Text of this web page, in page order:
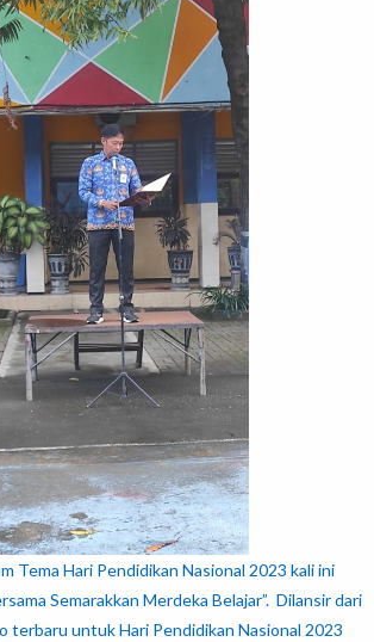
Tema Hari Pendidikan Nasional 2023 kali ini
Semarakkan Merdeka Belajar”. Dilansir dari
terbaru untuk Hari Pendidikan Nasional 2023